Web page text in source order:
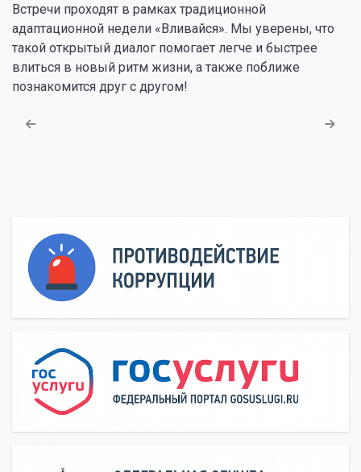
Встречи проходят в рамках традиционной
адаптационной недели «Вливайся». Мы уверены, что
такой открытый диалог помогает легче и быстрее
влиться в новый ритм жизни, а также поближе
познакомится друг с другом!